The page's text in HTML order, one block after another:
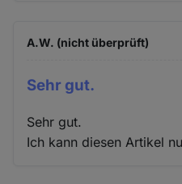
A.W. (nicht überprüft)
Sehr gut.
Sehr gut.
Ich kann diesen Artikel